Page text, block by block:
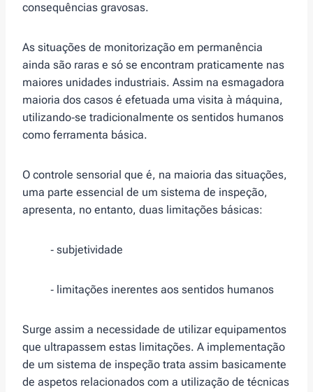
consequências gravosas.
As situações de monitorização em permanência
ainda são raras e só se encontram praticamente nas
maiores unidades industriais. Assim na esmagadora
maioria dos casos é efetuada uma visita à máquina,
utilizando‑se tradicionalmente os sentidos humanos
como ferramenta básica.
O controle sensorial que é, na maioria das situações,
uma parte essencial de um sistema de inspeção,
apresenta, no entanto, duas limitações básicas:
‑ subjetividade
‑ limitações inerentes aos sentidos humanos
Surge assim a necessidade de utilizar equipamentos
que ultrapassem estas limitações. A implementação
de um sistema de inspeção trata assim basicamente
de aspetos relacionados com a utilização de técnicas